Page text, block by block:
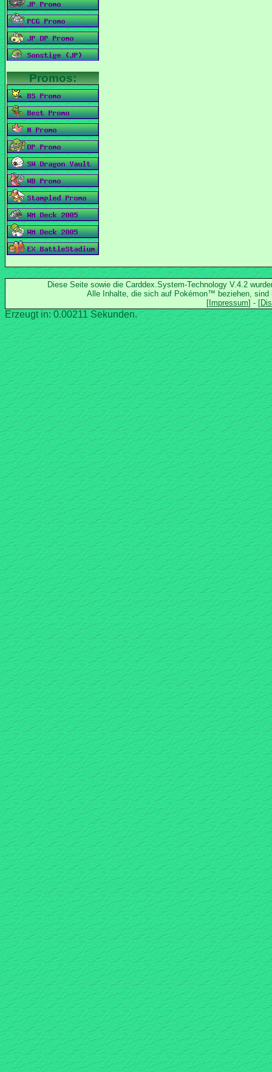
Diese Seite sowie die Carddex.System-Technology V.4.2
Alle Inhalte, die sich auf Pokémon™ beziehen, sind
Erzeugt in: 0.00211 Sekunden.